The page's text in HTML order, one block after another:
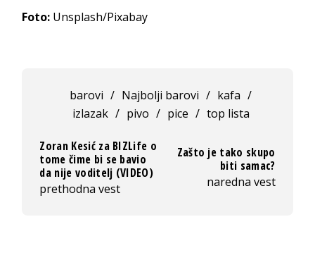
Foto: Unsplash/Pixabay
barovi / Najbolji barovi / kafa /
izlazak / pivo / pice / top lista
Zoran Kesić za BIZLife o
tome čime bi se bavio
da nije voditelj (VIDEO)
prethodna vest
Zašto je tako skupo
biti samac?
naredna vest